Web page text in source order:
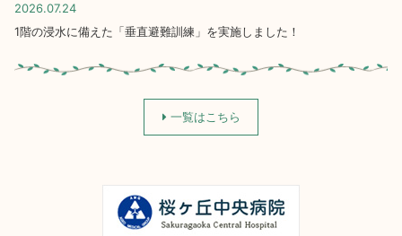
2026.07.24
1階の浸水に備えた「垂直避難訓練」を実施しました！
一覧はこちら